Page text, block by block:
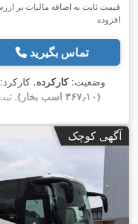
قیمت ثابت به اضافه مالیات بر
افزوده
تماس بگیرید
وضعیت:کارکرده, کارکرد:
(۳۶۷٫۱۰ اسب بخار)
,
, نوع
دیگر, ترمزها:رتاردر,
آگهی کوچک